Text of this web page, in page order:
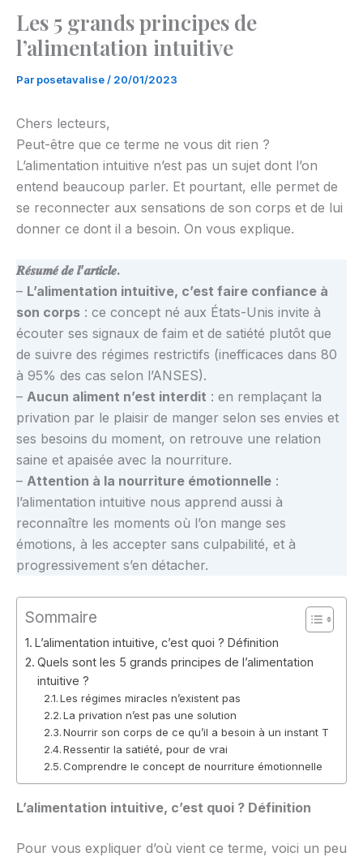
Les 5 grands principes de
l’alimentation intuitive
Par posetavalise/ 20/01/2023
Chers lecteurs,
Peut-être que ce terme ne vous dit rien ?
L’alimentation intuitive n’est pas un sujet dont l’on
entend beaucoup parler. Et pourtant, elle permet de
se reconnecter aux sensations de son corps et de lui
donner ce dont il a besoin. On vous explique.
𝑹𝒆́𝒔𝒖𝒎𝒆́ 𝒅𝒆 𝒍’𝒂𝒓𝒕𝒊𝒄𝒍𝒆.
– L’alimentation intuitive, c’est faire confiance à
son corps : ce concept né aux États-Unis invite à
écouter ses signaux de faim et de satiété plutôt que
de suivre des régimes restrictifs (inefficaces dans 80
à 95% des cas selon l’ANSES).
– Aucun aliment n’est interdit : en remplaçant la
privation par le plaisir de manger selon ses envies et
ses besoins du moment, on retrouve une relation
saine et apaisée avec la nourriture.
– Attention à la nourriture émotionnelle :
l’alimentation intuitive nous apprend aussi à
reconnaître les moments où l’on mange ses
émotions, à les accepter sans culpabilité, et à
progressivement s’en détacher.
Sommaire
L’alimentation intuitive, c’est quoi ? Définition
Quels sont les 5 grands principes de l’alimentation
intuitive ?
Les régimes miracles n’existent pas
La privation n’est pas une solution
Nourrir son corps de ce qu’il a besoin à un instant T
Ressentir la satiété, pour de vrai
Comprendre le concept de nourriture émotionnelle
L’alimentation intuitive, c’est quoi ? Définition
Pour vous expliquer d’où vient ce terme, voici un peu